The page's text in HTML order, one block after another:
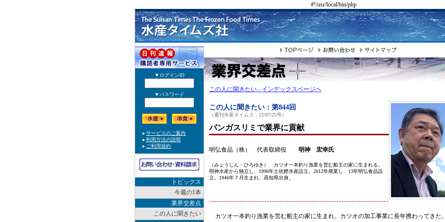
#!/usr/local/bin/php
トピックス
今週の1本
業界交差点
この人に聞きたい
この人に聞きたい - インデックスページへ
この人に聞きたい：第844回
（週刊水産タイムス：22/07/25号）
パンガスリミで業界に貢献
明弘食品（株） 代表取締役 明神 宏幸氏
（みょうじん・ひろゆき） カツオ一本釣り漁業を営む船主の家に生まれる。
明神水産から独立し、1996年土佐鰹水産設立。2012年廃業し、13年明弘食品設
立。1946年７月生まれ、高知県出身。
カツオ一本釣り漁業を営む船主の家に生まれ、カツオの加工事業に長年携わってきた